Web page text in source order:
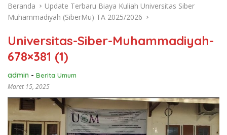
Beranda
Update Terbaru Biaya Kuliah Universitas Siber
Muhammadiyah (SiberMu) TA 2025/2026
Universitas-Siber-Muhammadiyah-
678×381 (1)
admin - Berita Umum
Maret 15, 2025